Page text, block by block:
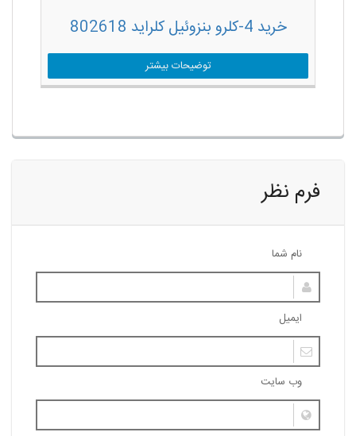
خرید 4-کلرو بنزوئیل کلراید 802618
توضیحات بیشتر
فرم نظر
نام شما
ایمیل
وب سایت